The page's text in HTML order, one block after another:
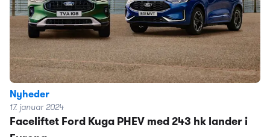
Nyheder
17. januar 2024
Faceliftet Ford Kuga PHEV med 243 hk lander i